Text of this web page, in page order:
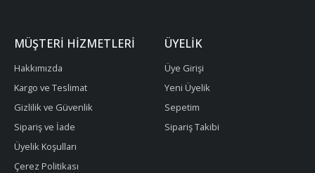
MÜŞTERI HIZMETLERI
Hakkımızda
Kargo ve Teslimat
Gizlilik ve Güvenlik
Sipariş ve İade
Üyelik Koşulları
Çerez Politikası
ÜYELIK
Üye Girişi
Yeni Üyelik
Sepetim
Sipariş Takibi